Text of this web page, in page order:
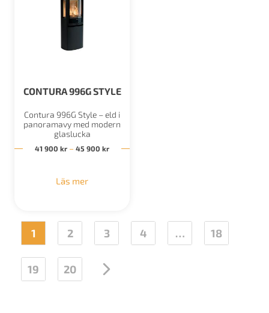
CONTURA 996G STYLE
Contura 996G Style – eld i
panoramavy med modern
glaslucka
41 900 kr – 45 900 krPrisintervall: 41 900 kr till 45 900 kr
Läs mer
1 2 3 4 … 18
19 20 →